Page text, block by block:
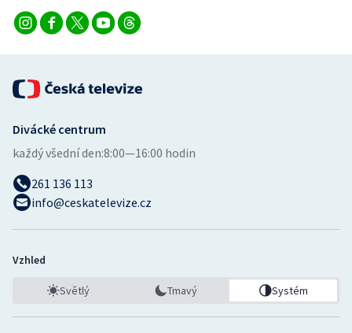
Divácké centrum
každý všední den:8:00—16:00 hodin
261 136 113
info@ceskatelevize.cz
Vzhled
Světlý Tmavý Systém